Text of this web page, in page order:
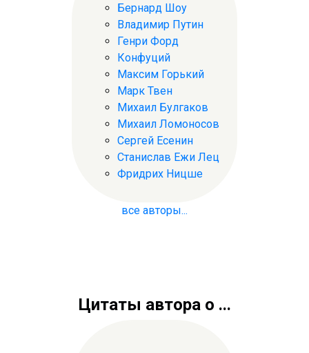
Бернард Шоу
Владимир Путин
Генри Форд
Конфуций
Максим Горький
Марк Твен
Михаил Булгаков
Михаил Ломоносов
Сергей Есенин
Станислав Ежи Лец
Фридрих Ницше
все авторы...
Цитаты автора о ...